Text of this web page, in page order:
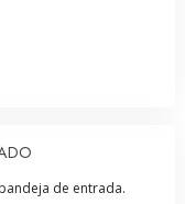
de entrada.